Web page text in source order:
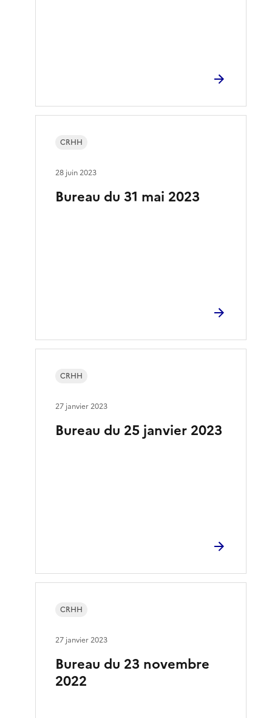
Bureau du 31 mai 2023
CRHH
28 juin 2023
Bureau du 25 janvier 2023
CRHH
27 janvier 2023
Bureau du 23 novembre
2022
CRHH
27 janvier 2023